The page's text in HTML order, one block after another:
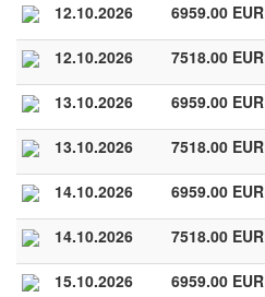
12.10.2026 6959.00 EUR
12.10.2026 7518.00 EUR
13.10.2026 6959.00 EUR
13.10.2026 7518.00 EUR
14.10.2026 6959.00 EUR
14.10.2026 7518.00 EUR
15.10.2026 6959.00 EUR